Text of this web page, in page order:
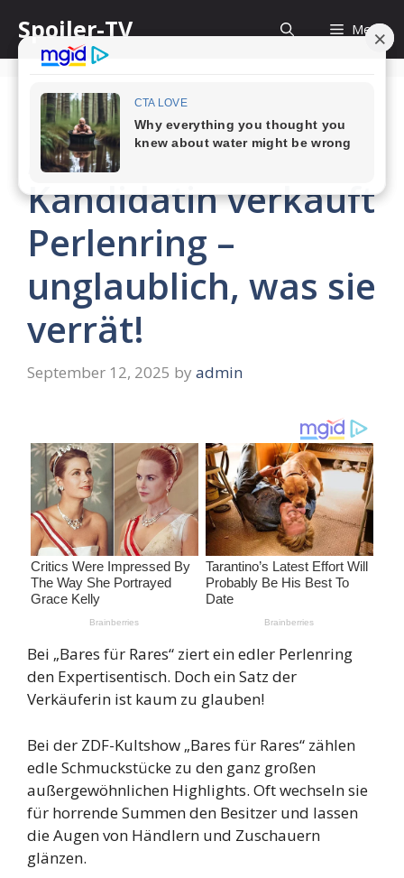
content
Spoiler-TV Menu
„Bares für Rares“-
Kandidatin verkauft
Perlenring –
unglaublich, was sie
verrät!
September 12, 2025 by admin
Bei „Bares für Rares“ ziert ein edler Perlenring
den Expertisentisch. Doch ein Satz der
Verkäuferin ist kaum zu glauben!
Bei der ZDF-Kultshow „Bares für Rares“ zählen
edle Schmuckstücke zu den ganz großen
außergewöhnlichen Highlights. Oft wechseln sie
für horrende Summen den Besitzer und lassen
die Augen von Händlern und Zuschauern
glänzen.